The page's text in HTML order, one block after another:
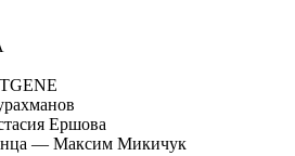
Ершова
— Максим Микичук